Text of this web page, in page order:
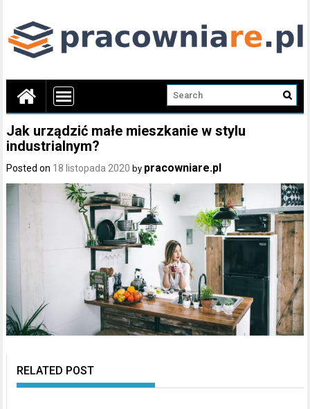
Jak urządzić małe mieszkanie w stylu
industrialnym?
Posted on 18 listopada 2020 by pracowniare.pl
RELATED POST